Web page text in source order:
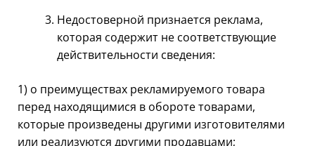
Недостоверной признается реклама,
которая содержит не соответствующие
действительности сведения:
1) о преимуществах рекламируемого товара
перед находящимися в обороте товарами,
которые произведены другими изготовителями
или реализуются другими продавцами;